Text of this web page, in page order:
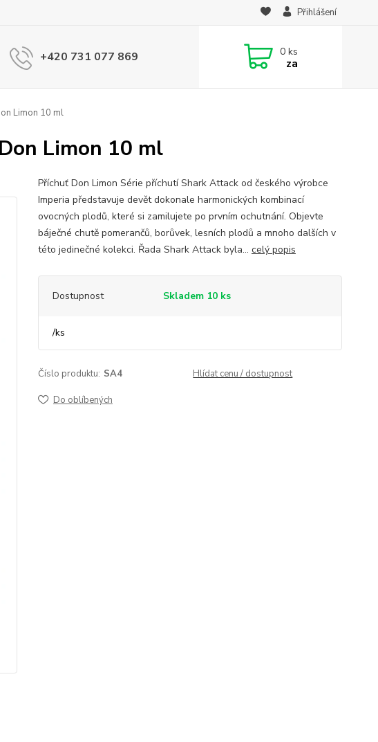
Přihlášení
+420 731 077 869 0 ks
za
Limon 10 ml
Limon 10 ml
Příchuť Don Limon Série příchutí Shark Attack od českého výrobce
Imperia představuje devět dokonale harmonických kombinací
ovocných plodů, které si zamilujete po prvním ochutnání. Objevte
báječné chutě pomerančů, borůvek, lesních plodů a mnoho dalších v
této jedinečné kolekci. Řada Shark Attack byla... celý popis
Dostupnost Skladem 10 ks
/ks
Číslo produktu: SA4 Hlídat cenu / dostupnost
Do oblíbených